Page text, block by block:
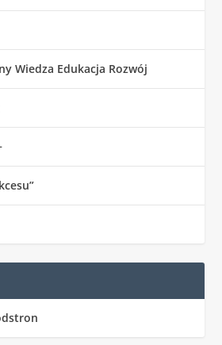
Wiedza Edukacja Rozwój